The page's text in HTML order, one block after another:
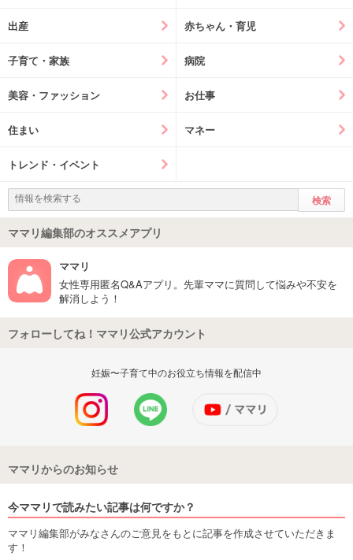
出産 赤ちゃん・育児
子育て・家族 病院
美容・ファッション お仕事
住まい マネー
トレンド・イベント
ママリ編集部のオススメアプリ
ママリ
女性専用匿名Q&Aアプリ。先輩ママに質問して悩みや不安を
解消しよう！
フォローしてね！ママリ公式アカウント
妊娠〜子育て中のお役立ち情報を配信中
ママリからのお知らせ
今ママリで読みたい記事は何ですか？
ママリ編集部がみなさんのご意見をもとに記事を作成させていただきま
す！